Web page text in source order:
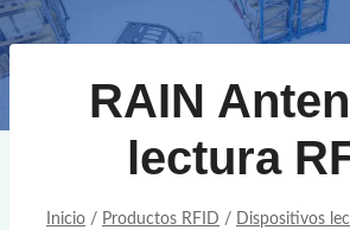
RAIN
lectura
Inicio / Productos RFID / Dispositivos